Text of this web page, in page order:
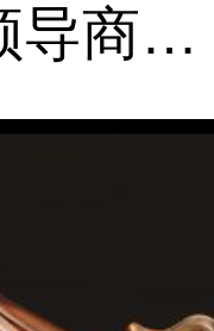
导商…